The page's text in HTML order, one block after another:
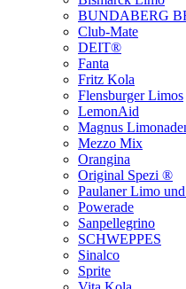
BUNDABERG
Club-Mate
DEIT®
Fanta
Fritz Kola
Flensburger Limos
LemonAid
Magnus
Mezzo Mix
Orangina
Original Spezi ®
Paulaner Limo
Powerade
Sanpellegrino
SCHWEPPES
Sinalco
Sprite